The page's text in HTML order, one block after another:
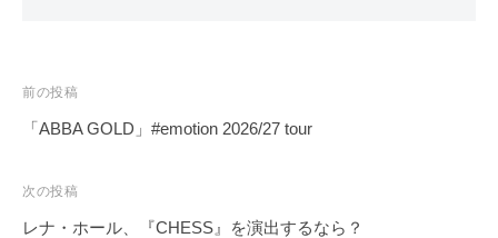
投
稿
ビ
ゲ
前の投稿
「ABBA GOLD」#emotion 2026/27 tour
次の投稿
レナ・ホール、『CHESS』を演出するなら？